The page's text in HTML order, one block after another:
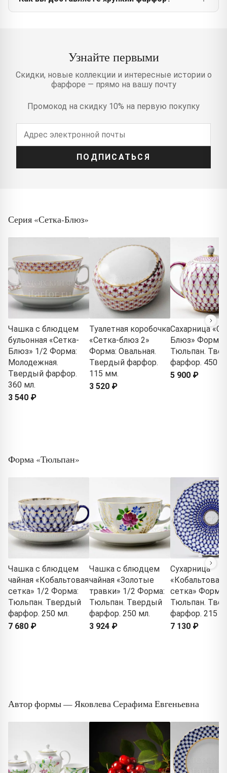
Узнайте первыми
Скидки, новые коллекции и интересные истории о
фарфоре — прямо на вашу почту
Промокод на скидку 10% на первую покупку
ПОДПИСАТЬСЯ
Серия «Сетка-Блюз»
Чашка с блюдцем
бульонная «Сетка-
Блюз» 1/2 Форма:
Молодежная.
Твердый фарфор.
360 мл.
3 540 ₽
Туалетная коробочка
«Сетка-блюз 2»
Форма: Овальная.
Твердый фарфор.
115 мм.
3 520 ₽
Сахарница
Блюз» Форма:
Тюльпан.
фарфор. 450
5 900 ₽
Форма «Тюльпан»
Чашка с блюдцем
чайная «Кобальтовая
сетка» 1/2 Форма:
Тюльпан. Твердый
фарфор. 250 мл.
7 680 ₽
Чашка с блюдцем
чайная «Золотые
травки» 1/2 Форма:
Тюльпан. Твердый
фарфор. 250 мл.
3 924 ₽
Сухарница
«Кобальтовая
сетка» Форма:
Тюльпан.
фарфор. 215
7 130 ₽
Автор формы — Яковлева Серафима Евгеньевна